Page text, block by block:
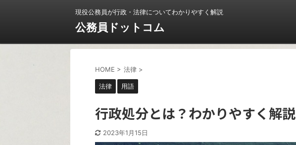
現役公務員が行政・法律についてわかりやすく解説
公務員ドットコム
HOME > 法律 >
法律 用語
行政処分とは？わかりやすく解説
2023年1月15日